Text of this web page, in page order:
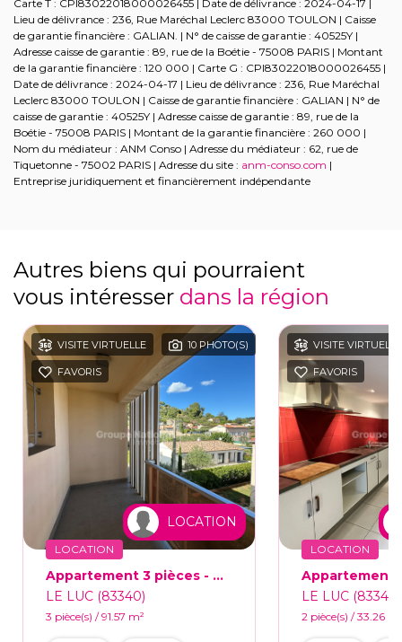
Carte T : CPI83022018000026455 | Date de délivrance : 2024-04-17 |
Lieu de délivrance : 236, Rue Maréchal Leclerc 83000 TOULON | Caisse
de garantie financière : GALIAN. | N° de caisse de garantie : 40525Y |
Adresse caisse de garantie : 89, rue de la Boétie - 75008 PARIS | Montant
de la garantie financière : 120 000 | Carte G : CPI83022018000026455 |
Date de délivrance : 2024-04-17 | Lieu de délivrance : 236, Rue Maréchal
Leclerc 83000 TOULON | Caisse de garantie financière : GALIAN | N° de
caisse de garantie : 40525Y | Adresse caisse de garantie : 89, rue de la
Boétie - 75008 PARIS | Montant de la garantie financière : 260 000 |
Nom du médiateur : ANM Conso | Adresse du médiateur : 62, rue de
Tiquetonne - 75002 PARIS | Adresse du site : anm-conso.com |
Entreprise juridiquement et financièrement indépendante
Autres biens qui pourraient
vous intéresser dans la région
VISITE VIRTUELLE 10 PHOTO(S)
FAVORIS
LOCATION
LOCATION
Appartement 3 pièces - Garage - 91,57 m² - LE LUC
LE LUC (83340)
3 pièce(s) / 91.57 m²
VISITE VIRTUELLE
FAVORIS
LOCATION
LE LUC (83340)
2 pièce(s) / 33.26